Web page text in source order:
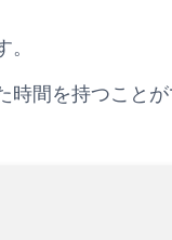
間を持つことが